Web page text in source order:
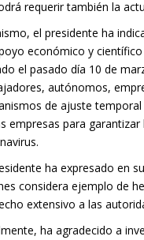
requerir también la
el presidente ha
económico y
el pasado día 10 de
autónomos,
de ajuste
empresas para
ha expresado en
considera ejemplo de
extensivo a las
ha agradecido a